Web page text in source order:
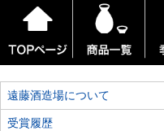
遠藤酒造場について
受賞履歴